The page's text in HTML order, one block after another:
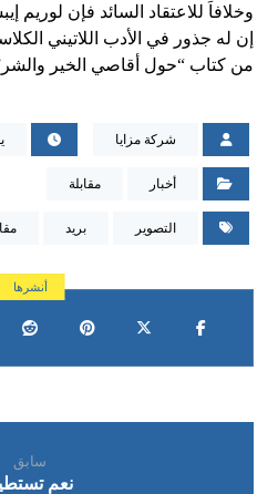
وخلافاَ للاعتقاد السائد فإن لوريم
إن له جذور في الأدب اللاتيني
من كتاب “حول أقاصي الخير
شركة مزايا
أخبار مقابلة
التصوير بريد
سابق
نعم